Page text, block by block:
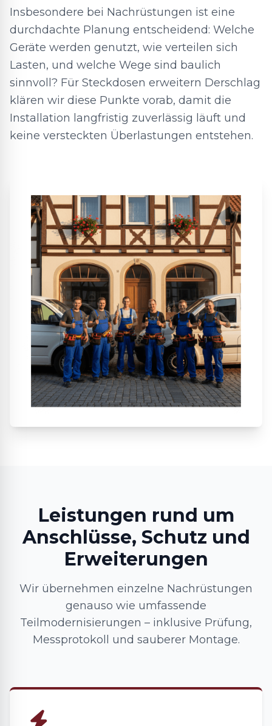
Insbesondere bei Nachrüstungen ist eine
durchdachte Planung entscheidend: Welche
Geräte werden genutzt, wie verteilen sich
Lasten, und welche Wege sind baulich
sinnvoll? Für Steckdosen erweitern Derschlag
klären wir diese Punkte vorab, damit die
Installation langfristig zuverlässig läuft und
keine versteckten Überlastungen entstehen.
Leistungen rund um
Anschlüsse, Schutz und
Erweiterungen
Wir übernehmen einzelne Nachrüstungen
genauso wie umfassende
Teilmodernisierungen – inklusive Prüfung,
Messprotokoll und sauberer Montage.